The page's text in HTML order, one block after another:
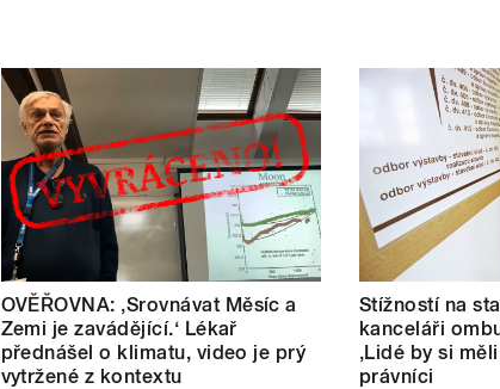
OVĚŘOVNA: ‚Srovnávat Měsíc a
Zemi je zavádějící.‘ Lékař
přednášel o klimatu, video je prý
vytržené z kontextu
Stížností na
kanceláři
‚Lidé by si
právníci